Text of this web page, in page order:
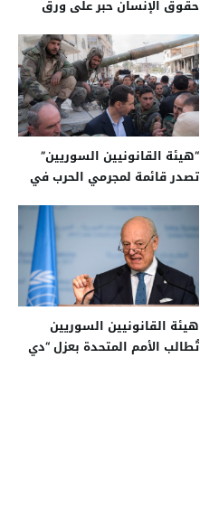
حقوق الإنسان حبر على ورق
“هيئة القانونيين السوريين”
تصدر قائمة لمجرمي الحرب في
هيئة القانونيين السوريين
تُطالب الأمم المتحدة بعزل “دي